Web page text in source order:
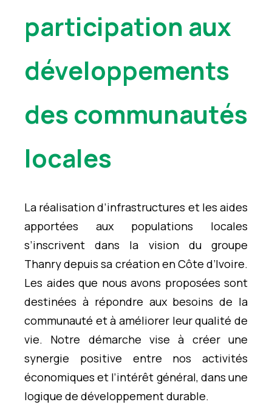
participation aux
développements
des communautés
locales
La réalisation d’infrastructures et les aides
apportées aux populations locales
s’inscrivent dans la vision du groupe
Thanry depuis sa création en Côte d’Ivoire.
Les aides que nous avons proposées sont
destinées à répondre aux besoins de la
communauté et à améliorer leur qualité de
vie. Notre démarche vise à créer une
synergie positive entre nos activités
économiques et l’intérêt général, dans une
logique de développement durable.